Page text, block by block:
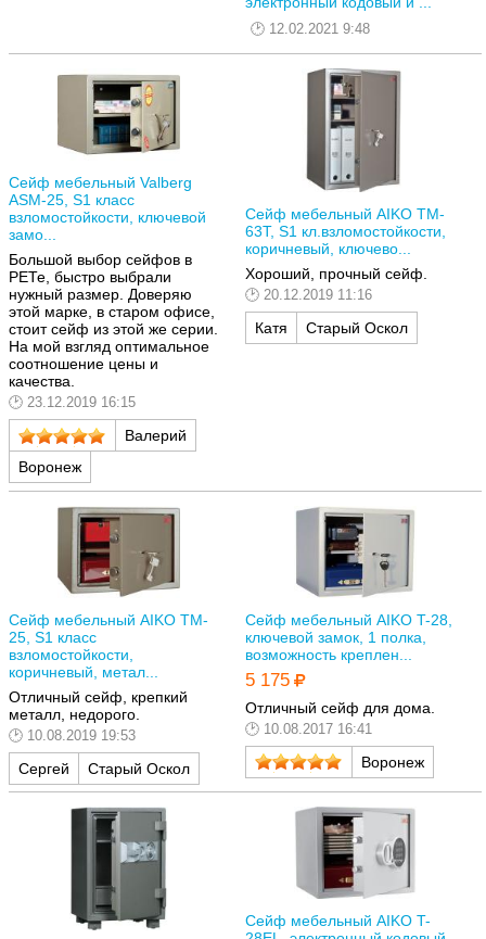
12.02.2021 9:48
Сейф мебельный Valberg
ASM-25, S1 класс
взломостойкости, ключевой
замо...
Большой выбор сейфов в
РЕТе, быстро выбрали
нужный размер. Доверяю
этой марке, в старом офисе,
стоит сейф из этой же серии.
На мой взгляд оптимальное
соотношение цены и
качества.
23.12.2019 16:15
Валерий
Воронеж
Сейф мебельный AIKO TM-
63T, S1 кл.взломостойкости,
коричневый, ключево...
Хороший, прочный сейф.
20.12.2019 11:16
Катя Старый Оскол
Сейф мебельный AIKO TM-
25, S1 класс
взломостойкости,
коричневый, метал...
Отличный сейф, крепкий
металл, недорого.
10.08.2019 19:53
Сергей Старый Оскол
Сейф мебельный AIKO T-28,
ключевой замок, 1 полка,
возможность креплен...
5 175
Отличный сейф для дома.
10.08.2017 16:41
Воронеж
Сейф мебельный AIKO T-